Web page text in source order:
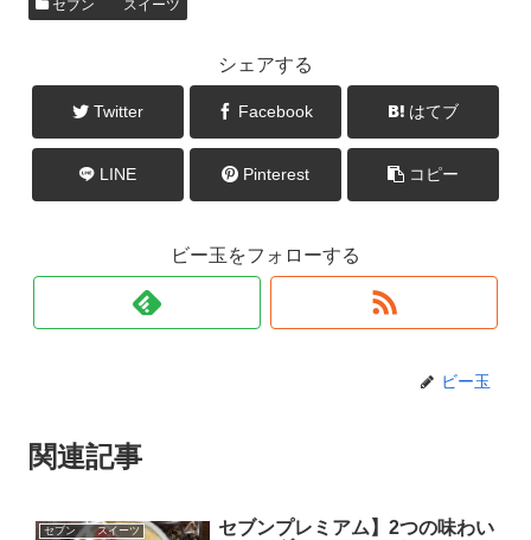
セブン スイーツ
シェアする
Twitter Facebook はてブ
LINE Pinterest コピー
ビー玉をフォローする
ビー玉
関連記事
セブン スイーツ
セブンプレミアム】2つの味わい